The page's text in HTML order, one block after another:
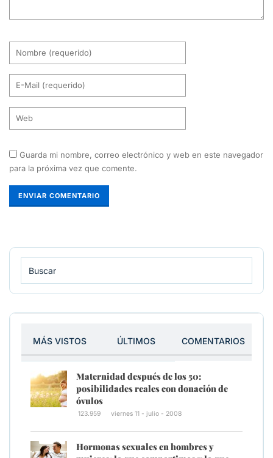
Guarda mi nombre, correo electrónico y web en este navegador
para la próxima vez que comente.
MÁS VISTOS ÚLTIMOS COMENTARIOS
Maternidad después de los 50:
posibilidades reales con donación de
óvulos
123.959 viernes 11 - julio - 2008
Hormonas sexuales en hombres y